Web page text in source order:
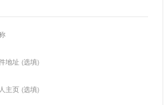
地址 (选填)
主页 (选填)